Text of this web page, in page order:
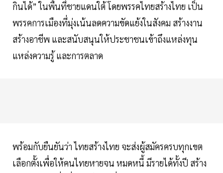
กินได้” ในพื้นที่ชายแดนใต้ โดยพรรคไทยสร้างไทย เป็น
พรรคการเมืองที่มุ่งเน้นลดความขัดแย้งในสังคม สร้างงาน
สร้างอาชีพ และสนับสนุนให้ประชาชนเข้าถึงแหล่งทุน
แหล่งความรู้ และการตลาด
พร้อมกับยืนยันว่า ไทยสร้างไทย จะส่งผู้สมัครครบทุกเขต
เลือกตั้งเพื่อให้คนไทยหายจน หมดหนี้ มีรายได้ทั้งปี สร้าง